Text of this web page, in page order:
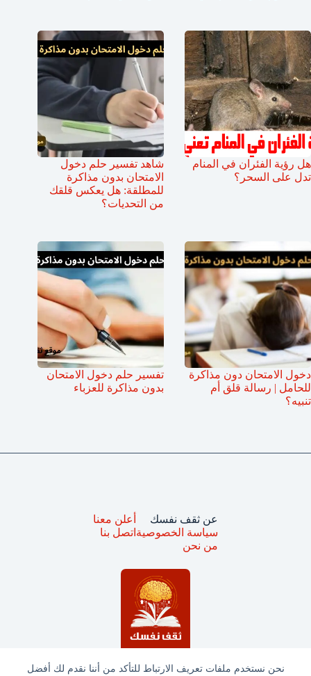
نحن نستخدم ملفات تعريف الارتباط للتأكد من أننا نقدم لك أفضل
هل رؤية الفئران في المنام
تدل على السحر؟
شاهد تفسير حلم دخول
الامتحان بدون مذاكرة
للمطلقة: هل يعكس قلقك
من التحديات؟
دخول الامتحان دون مذاكرة
للحامل | رسالة قلق أم
تنبيه؟
تفسير حلم دخول الامتحان
بدون مذاكرة للعزباء
عن ثقف نفسك
سياسة الخصوصية
من نحن
أعلن معنا
اتصل بنا